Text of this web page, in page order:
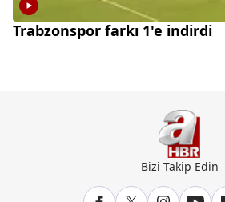
Trabzonspor farkı 1'e indirdi
Bizi Takip Edin